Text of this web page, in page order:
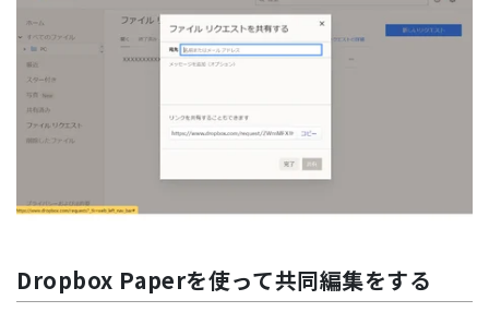
Dropbox Paperを使って共同編集をする